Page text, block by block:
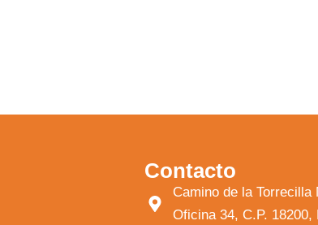
Contacto
Camino de la Torrecilla
Oficina 34, C.P. 18200,